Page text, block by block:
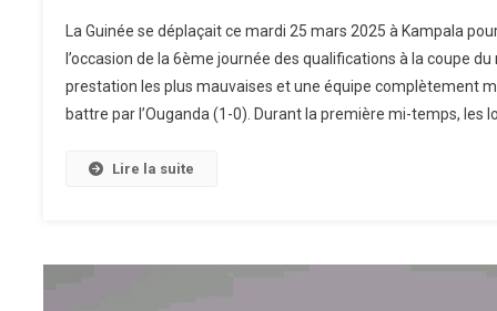
La Guinée se déplaçait ce mardi 25 mars 2025 à Kampala
l’occasion de la 6ème journée des qualifications à la coupe
prestation les plus mauvaises et une équipe complètement
battre par l’Ouganda (1-0). Durant la première mi-temps, les
Lire la suite